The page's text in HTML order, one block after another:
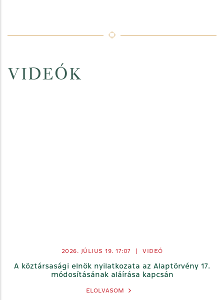
VIDEÓK
2026. JÚLIUS 19. 17:07 VIDEÓ
A köztársasági elnök nyilatkozata az Alaptörvény 17.
módosításának aláírása kapcsán
ELOLVASOM